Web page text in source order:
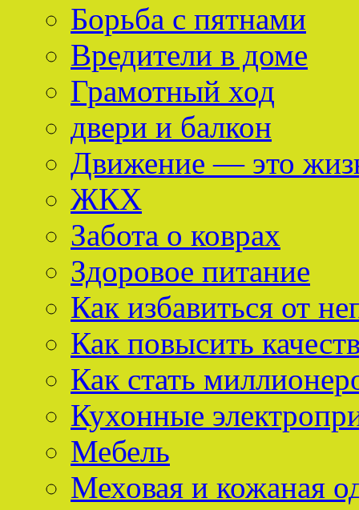
Борьба с пятнами
Вредители в доме
Грамотный ход
двери и балкон
Движение — это
ЖКХ
Забота о коврах
Здоровое питание
Как избавиться от
Как повысить
Как стать
Кухонные
Мебель
Меховая и кожаная